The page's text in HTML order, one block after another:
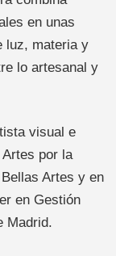
en unas
luz, materia y
lo artesanal y
visual e
por la
Artes y en
en Gestión
Madrid.